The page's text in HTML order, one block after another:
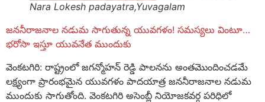
Nara Lokesh padayatra,Yuvagalam
జననీరాజనాల నడుమ సాగుతున్న యువగళం! సమస్యలు వింటూ…
భరోసా ఇస్తూ యువనేత ముందుకు
వెంకటగిరి: రాష్ట్రంలో జగన్మోహన్ రెడ్డి పాలనను అంతమొందించడమే
లక్ష్యంగా ప్రారంభమైన యువగళం పాదయాత్ర జననీరాజనాల నడుమ
ముందుకు సాగుతోంది. వెంకటగిరి అసెంబ్లీ నియోజకవర్గ పరిధిలో